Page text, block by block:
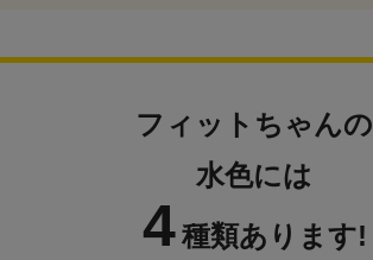
フィットちゃんの
水色には
4 種類あります!